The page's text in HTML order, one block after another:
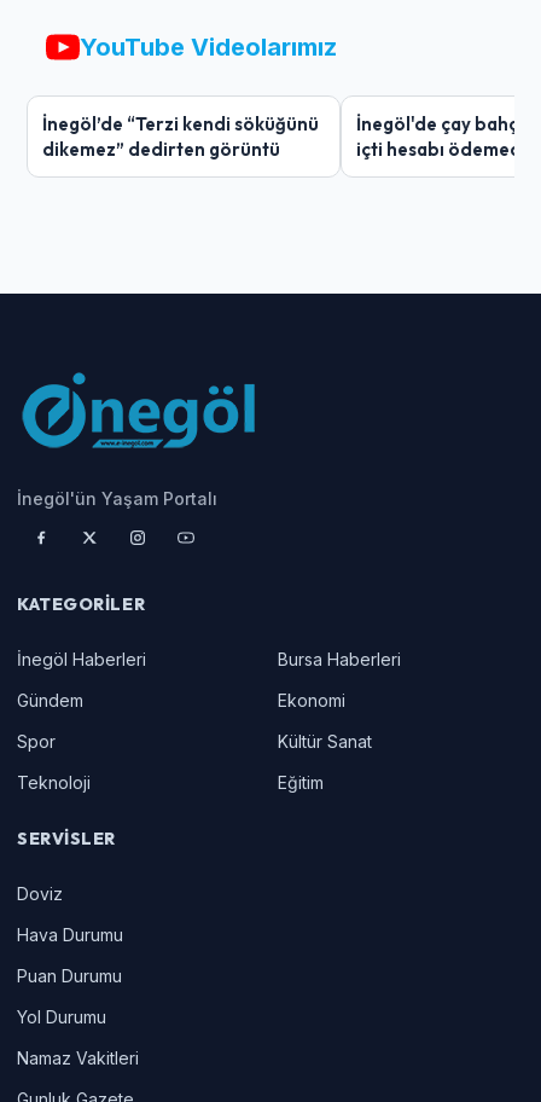
YouTube Videolarımız
İnegöl’de “Terzi kendi söküğünü
dikemez” dedirten görüntü
İnegöl'de çay
içti hesabı ödemedi
İnegöl'ün Yaşam Portalı
KATEGORILER
İnegöl Haberleri
Bursa Haberleri
Gündem
Ekonomi
Spor
Kültür Sanat
Teknoloji
Eğitim
SERVISLER
Doviz
Hava Durumu
Puan Durumu
Yol Durumu
Namaz Vakitleri